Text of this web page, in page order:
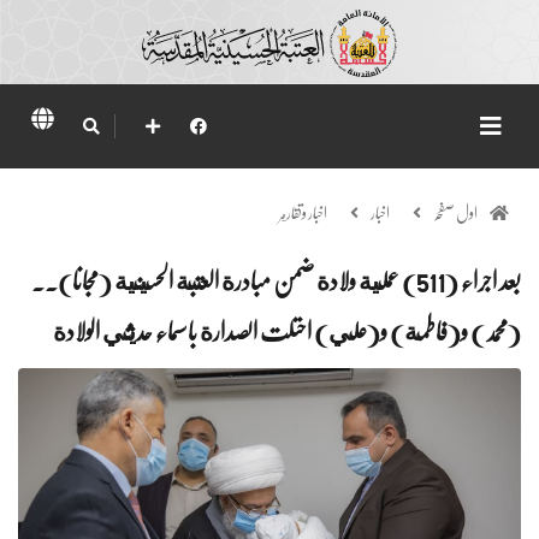
اول صفحہ اخبار اخبار وتقارير
بعد اجراء (511) عملية ولادة ضمن مبادرة العتبة الحسينية (مجانا)..
(محمد) و(فاطمة) و(علي) احتلت الصدارة باسماء حديثي الولادة